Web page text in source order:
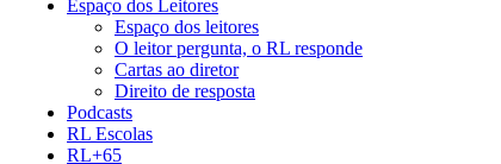
Espaço dos Leitores
Espaço dos leitores
O leitor pergunta, o RL responde
Cartas ao diretor
Direito de resposta
Podcasts
RL Escolas
RL+65